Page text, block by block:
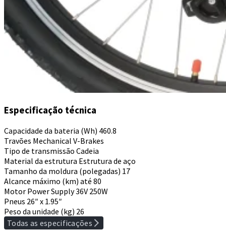
Especificação técnica
Capacidade da bateria (Wh) 460.8
Travões Mechanical V-Brakes
Tipo de transmissão Cadeia
Material da estrutura Estrutura de aço
Tamanho da moldura (polegadas) 17
Alcance máximo (km) até 80
Motor Power Supply36V 250W
Pneus 26″ x 1.95″
Peso da unidade (kg) 26
Todas as especificações